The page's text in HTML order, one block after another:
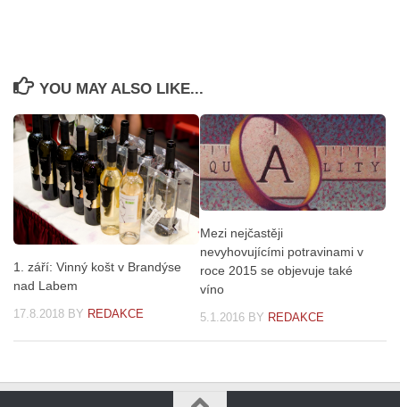
YOU MAY ALSO LIKE...
1. září: Vinný košt v Brandýse
nad Labem
17.8.2018 BY REDAKCE
Mezi nejčastěji
nevyhovujícími potravinami v
roce 2015 se objevuje také
víno
5.1.2016 BY REDAKCE